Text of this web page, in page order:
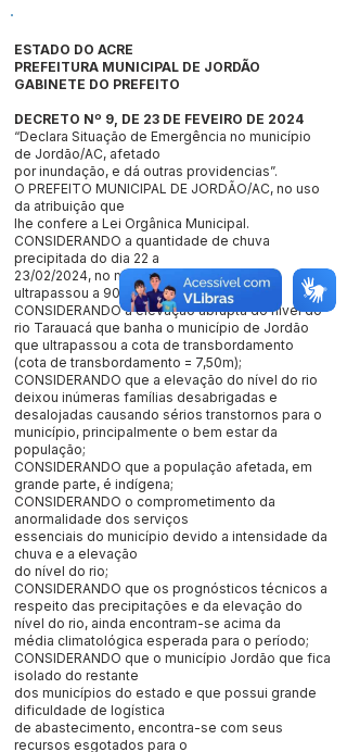
ESTADO DO ACRE
PREFEITURA MUNICIPAL DE JORDÃO
GABINETE DO PREFEITO
DECRETO Nº 9, DE 23 DE FEVEIRO DE 2024
“Declara Situação de Emergência no município
de Jordão/AC, afetado
por inundação, e dá outras providencias”.
O PREFEITO MUNICIPAL DE JORDÃO/AC, no uso
da atribuição que
lhe confere a Lei Orgânica Municipal.
CONSIDERANDO a quantidade de chuva
precipitada do dia 22 a
23/02/2024, no município de Jordão que
ultrapassou a 90mm;
CONSIDERANDO a elevação abrupta do nível do
rio Tarauacá que banha o município de Jordão
que ultrapassou a cota de transbordamento
(cota de transbordamento = 7,50m);
CONSIDERANDO que a elevação do nível do rio
deixou inúmeras famílias desabrigadas e
desalojadas causando sérios transtornos para o
município, principalmente o bem estar da
população;
CONSIDERANDO que a população afetada, em
grande parte, é indígena;
CONSIDERANDO o comprometimento da
anormalidade dos serviços
essenciais do município devido a intensidade da
chuva e a elevação
do nível do rio;
CONSIDERANDO que os prognósticos técnicos a
respeito das precipitações e da elevação do
nível do rio, ainda encontram-se acima da
média climatológica esperada para o período;
CONSIDERANDO que o município Jordão que fica
isolado do restante
dos municípios do estado e que possui grande
dificuldade de logística
de abastecimento, encontra-se com seus
recursos esgotados para o